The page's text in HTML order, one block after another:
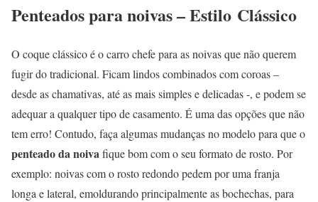
Penteados para noivas – Estilo Clássico
O coque clássico é o carro chefe para as noivas que não querem
fugir do tradicional. Ficam lindos combinados com coroas –
desde as chamativas, até as mais simples e delicadas -, e podem se
adequar a qualquer tipo de casamento. É uma das opções que não
tem erro! Contudo, faça algumas mudanças no modelo para que o
penteado da noivafique bom com o seu formato de rosto. Por
exemplo: noivas com o rosto redondo pedem por uma franja
longa e lateral, emoldurando principalmente as bochechas, para